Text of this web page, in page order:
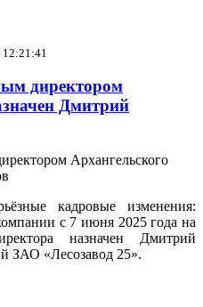
12:21:41
директором
Дмитрий
кадровые изменения:
с 7 июня 2025 года на
назначен Дмитрий
ЗАО «Лесозавод 25».